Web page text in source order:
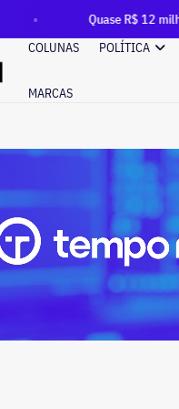
Quase R$ 12 milhões em
COLUNAS
POLÍTICA
MARCAS